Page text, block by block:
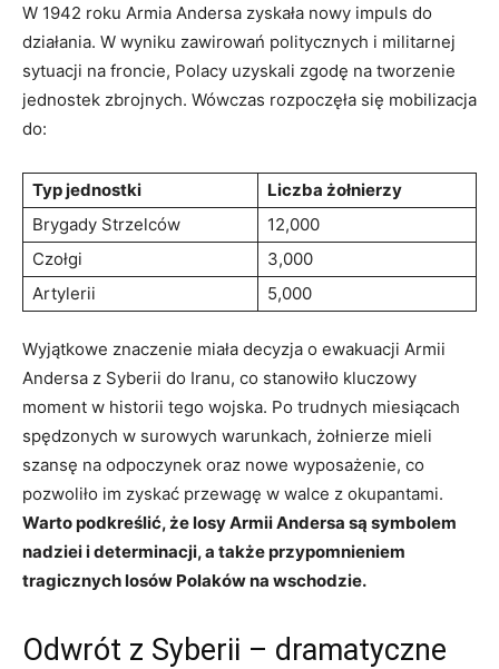
W 1942 roku Armia Andersa zyskała nowy impuls do
działania. W wyniku zawirowań politycznych i militarnej
sytuacji na froncie, Polacy uzyskali zgodę na tworzenie
jednostek zbrojnych. Wówczas rozpoczęła się mobilizacja
do:
Typ jednostki
Liczba żołnierzy
Brygady Strzelców
12,000
Czołgi
3,000
Artylerii
5,000
Wyjątkowe znaczenie miała decyzja o ewakuacji Armii
Andersa z Syberii do Iranu, co stanowiło kluczowy
moment w historii tego wojska. Po trudnych miesiącach
spędzonych w surowych warunkach, żołnierze mieli
szansę na odpoczynek oraz nowe wyposażenie, co
pozwoliło im zyskać przewagę w walce z okupantami.
Warto podkreślić, że losy Armii Andersa są symbolem
nadziei i determinacji, a także przypomnieniem
tragicznych losów Polaków na wschodzie.
Odwrót z Syberii – dramatyczne